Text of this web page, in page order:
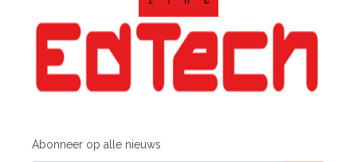
Abonneer op alle nieuws